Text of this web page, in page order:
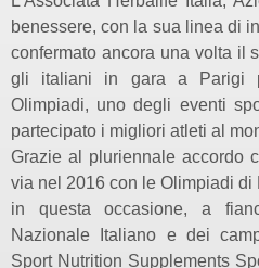
benessere, con la sua linea di
confermato ancora una volta il
gli italiani in gara a Parigi
Olimpiadi, uno degli eventi
partecipato i migliori atleti al
Grazie al pluriennale accordo
via nel 2016 con le Olimpiadi
in questa occasione, a
Nazionale Italiano e dei
Sport Nutrition Supplements